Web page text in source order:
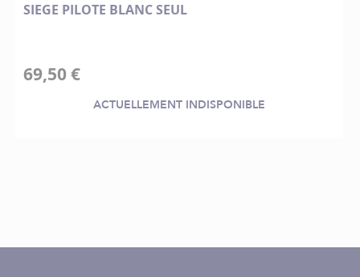
SIEGE PILOTE BLANC SEUL
69,50 €
ACTUELLEMENT INDISPONIBLE